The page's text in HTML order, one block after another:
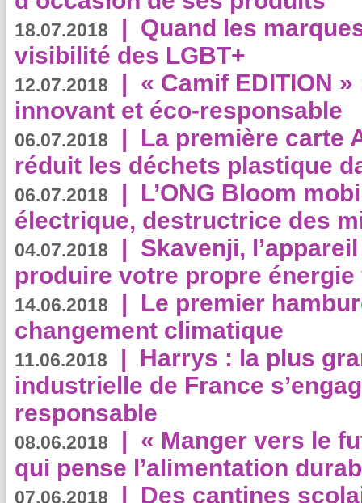
18.07.2018 | Quand les
visibilité des LGBT+
12.07.2018 | « Camif EDITION
innovant et éco-responsable
06.07.2018 | La première carte
réduit les déchets plastique
06.07.2018 | L’ONG Bloom
électrique, destructrice des
04.07.2018 | Skavenji,
produire votre propre
14.06.2018 | Le premier
changement climatique
11.06.2018 | Harrys : la plus
industrielle de France
responsable
08.06.2018 | « Manger vers le
qui pense l’alimentation
07.06.2018 | Des cantines